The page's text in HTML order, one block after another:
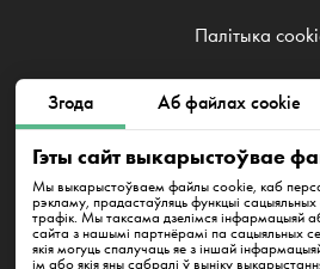
Згода Аб файлах cookie
Гэты сайт выкарыстоўвае
Мы выкарыстоўваем файлы cookie, каб
рэкламу, прадастаўляць функцыі сацыяльных
трафік. Мы таксама дзелімся інфармацыяй
сайта з нашымі партнёрамі па сацыяльных
якія могуць спалучаць яе з іншай
ім або якія яны сабралі ў выніку
Палітыка
Clean Whale Sp. z o.o., KRS
REGON:
Grzegórzecka 43/2,